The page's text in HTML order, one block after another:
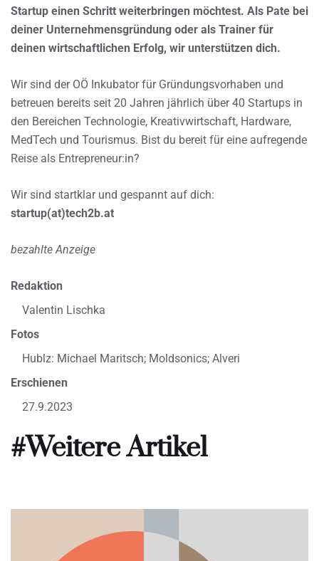
Startup einen Schritt weiterbringen möchtest. Als Pate bei
deiner Unternehmensgründung oder als Trainer für
deinen wirtschaftlichen Erfolg, wir unterstützen dich.
Wir sind der OÖ Inkubator für Gründungsvorhaben und
betreuen bereits seit 20 Jahren jährlich über 40 Startups in
den Bereichen Technologie, Kreativwirtschaft, Hardware,
MedTech und Tourismus. Bist du bereit für eine aufregende
Reise als Entrepreneur:in?
Wir sind startklar und gespannt auf dich:
startup(at)tech2b.at
bezahlte Anzeige
Redaktion
Valentin Lischka
Fotos
Hublz: Michael Maritsch; Moldsonics; Alveri
Erschienen
27.9.2023
#Weitere Artikel